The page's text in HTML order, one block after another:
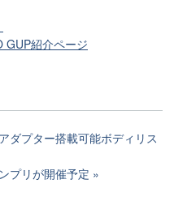
GUP紹介ページ
ダプター搭載可能ボディリス
プリが開催予定